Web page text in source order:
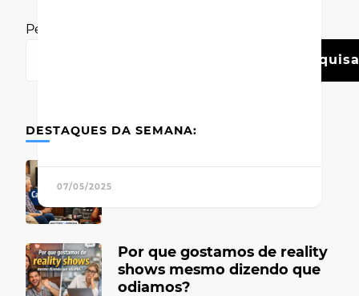
07/05/2025
Pesquisar
DESTAQUES DA SEMANA:
Por que gostamos de reality
shows mesmo dizendo que
odiamos?